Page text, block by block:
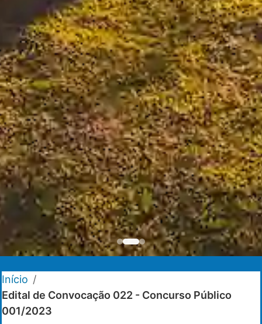
Início /
Edital de Convocação 022 - Concurso Público
001/2023